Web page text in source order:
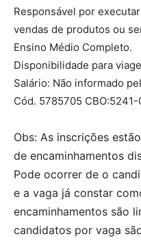
Responsável por
vendas de produtos ou
Ensino Médio Completo.
Disponibilidade para
Salário: Não informado
Cód. 5785705 CBO:5241-
Obs: As inscrições
de encaminhamentos
Pode ocorrer de o
e a vaga já constar
encaminhamentos são
candidatos por vaga